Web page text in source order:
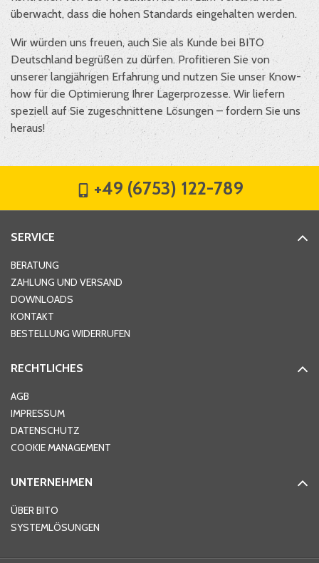
überwacht, dass die hohen Standards eingehalten werden.
Wir würden uns freuen, auch Sie als Kunde bei BITO
Deutschland begrüßen zu dürfen. Profitieren Sie von
unserer langjährigen Erfahrung und nutzen Sie unser Know-
how für die Optimierung Ihrer Lagerprozesse. Wir liefern
speziell auf Sie zugeschnittene Lösungen – fordern Sie uns
heraus!
+49 (6753) 122-789
SERVICE
BERATUNG
ZAHLUNG UND VERSAND
DOWNLOADS
KONTAKT
BESTELLUNG WIDERRUFEN
RECHTLICHES
AGB
IMPRESSUM
DATENSCHUTZ
COOKIE MANAGEMENT
UNTERNEHMEN
ÜBER BITO
SYSTEMLÖSUNGEN